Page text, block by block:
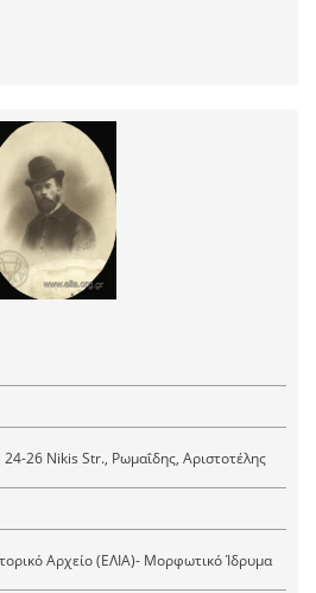
Αρχείο (ΕΛΙΑ)- Μορφωτικό Ίδρυμα